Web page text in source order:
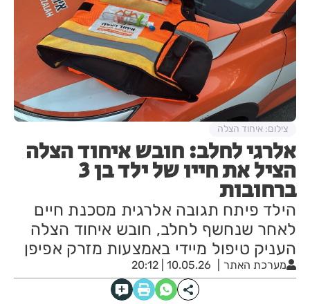
אלרגי לחלב: חובש איחוד הצלה
הציל את חייו של ילד בן 3
ברחובות
הילד פיתח תגובה אלרגית מסכנת חיים
לאחר שנחשף לחלב, חובש איחוד הצלה
העניק טיפול מיידי באמצעות מזרק אפיפן
מערכת האתר 10.05.26 | 20:12
צילום: איחוד הצלה